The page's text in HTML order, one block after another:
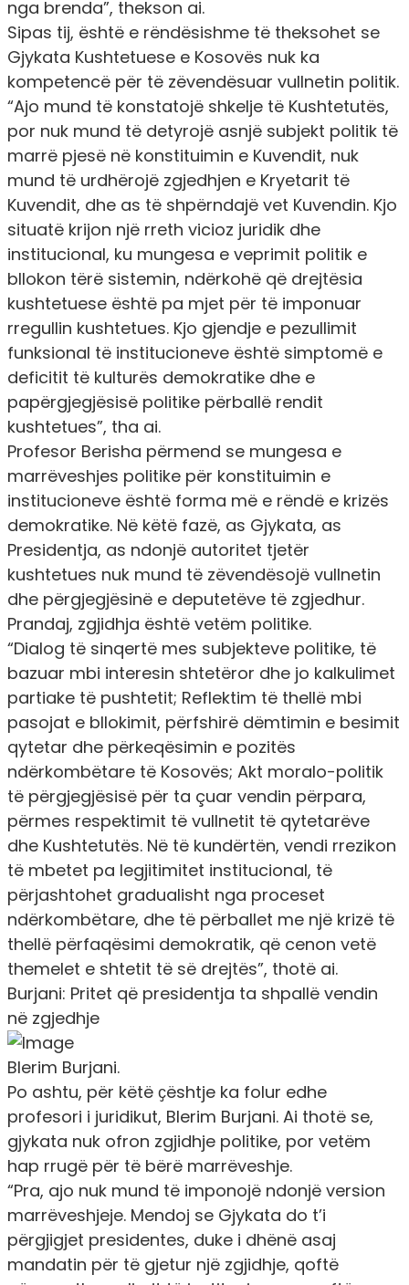
nga brenda”, thekson ai.
Sipas tij, është e rëndësishme të theksohet se
Gjykata Kushtetuese e Kosovës nuk ka
kompetencë për të zëvendësuar vullnetin politik.
“Ajo mund të konstatojë shkelje të Kushtetutës,
por nuk mund të detyrojë asnjë subjekt politik të
marrë pjesë në konstituimin e Kuvendit, nuk
mund të urdhërojë zgjedhjen e Kryetarit të
Kuvendit, dhe as të shpërndajë vet Kuvendin. Kjo
situatë krijon një rreth vicioz juridik dhe
institucional, ku mungesa e veprimit politik e
bllokon tërë sistemin, ndërkohë që drejtësia
kushtetuese është pa mjet për të imponuar
rregullin kushtetues. Kjo gjendje e pezullimit
funksional të institucioneve është simptomë e
deficitit të kulturës demokratike dhe e
papërgjegjësisë politike përballë rendit
kushtetues”, tha ai.
Profesor Berisha përmend se mungesa e
marrëveshjes politike për konstituimin e
institucioneve është forma më e rëndë e krizës
demokratike. Në këtë fazë, as Gjykata, as
Presidentja, as ndonjë autoritet tjetër
kushtetues nuk mund të zëvendësojë vullnetin
dhe përgjegjësinë e deputetëve të zgjedhur.
Prandaj, zgjidhja është vetëm politike.
“Dialog të sinqertë mes subjekteve politike, të
bazuar mbi interesin shtetëror dhe jo kalkulimet
partiake të pushtetit; Reflektim të thellë mbi
pasojat e bllokimit, përfshirë dëmtimin e besimit
qytetar dhe përkeqësimin e pozitës
ndërkombëtare të Kosovës; Akt moralo-politik
të përgjegjësisë për ta çuar vendin përpara,
përmes respektimit të vullnetit të qytetarëve
dhe Kushtetutës. Në të kundërtën, vendi rrezikon
të mbetet pa legjitimitet institucional, të
përjashtohet gradualisht nga proceset
ndërkombëtare, dhe të përballet me një krizë të
thellë përfaqësimi demokratik, që cenon vetë
themelet e shtetit të së drejtës”, thotë ai.
Burjani: Pritet që presidentja ta shpallë vendin
në zgjedhje
Blerim Burjani.
Po ashtu, për këtë ҫështje ka folur edhe
profesori i juridikut, Blerim Burjani. Ai thotë se,
gjykata nuk ofron zgjidhje politike, por vetëm
hap rrugë për të bërë marrëveshje.
“Pra, ajo nuk mund të imponojë ndonjë version
marrëveshjeje. Mendoj se Gjykata do t’i
përgjigjet presidentes, duke i dhënë asaj
mandatin për të gjetur një zgjidhje, qoftë